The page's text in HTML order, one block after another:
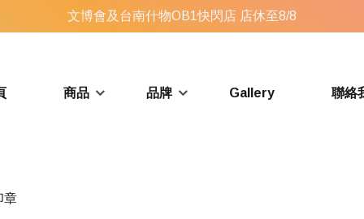
文博會及台南什物OB1快閃店 店休至8/8
商品 品牌 Gallery 聯絡
章